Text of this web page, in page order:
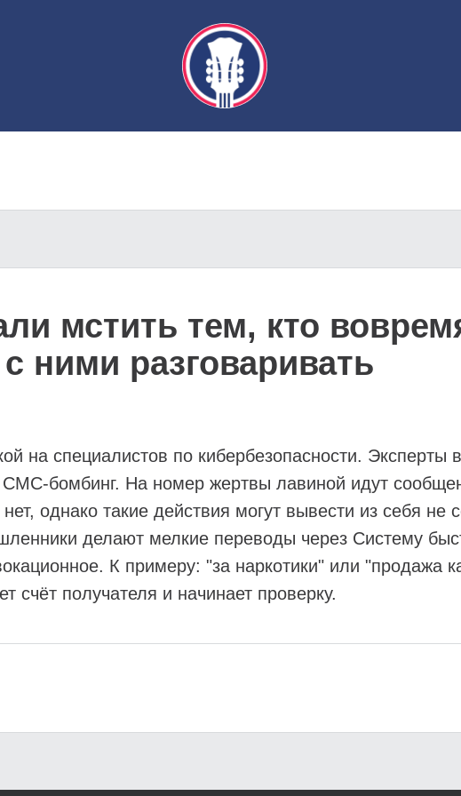
мстить тем, кто
ними разговаривать
на специалистов по кибербезопасности.
бомбинг. На номер жертвы лавиной идут
однако такие действия могут вывести из себя
делают мелкие переводы через Систему
К примеру: "за наркотики" или "продажа
счёт получателя и начинает проверку.